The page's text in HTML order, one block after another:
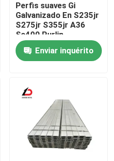
Perfis suaves Gi
Galvanizado En S235jr
S275jr S355jr A36
Ss400 Purlin
Estrutural C U Canal
de aço a baixo
carbono
Enviar inquérito